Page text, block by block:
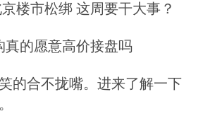
楼市松绑 这周要干大事？
真的愿意高价接盘吗
的合不拢嘴。进来了解一下